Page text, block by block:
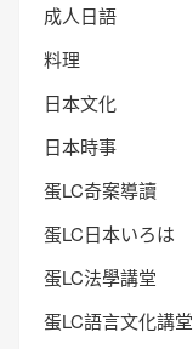
成人日語
料理
日本文化
日本時事
蛋LC奇案導讀
蛋LC日本いろは
蛋LC法學講堂
蛋LC語言文化講堂